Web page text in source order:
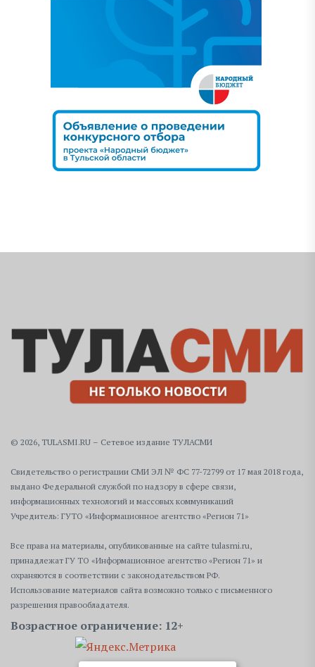
© 2026, TULASMI.RU – Сетевое издание ТУЛАСМИ
Свидетельство о регистрации СМИ ЭЛ № ФС 77-72799 от 17 мая 2018 года,
выдано Федеральной службой по надзору в сфере связи,
информационных технологий и массовых коммуникаций
Учредитель: ГУТО «Информационное агентство «Регион 71»
Все права на материалы, опубликованные на сайте tulasmi.ru,
принадлежат ГУ ТО «Информационное агентство «Регион 71» и
охраняются в соответствии с законодательством РФ.
Использование материалов сайта возможно только с письменного
разрешения правообладателя.
Возрастное ограничение: 12+